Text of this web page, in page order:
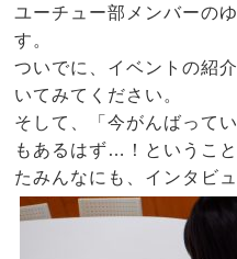
ユーチュー部メンバーの
す。
ついでに、イベントの紹
いてみてください。
そして、「今がんばって
もあるはず…！というこ
たみんなにも、インタビ